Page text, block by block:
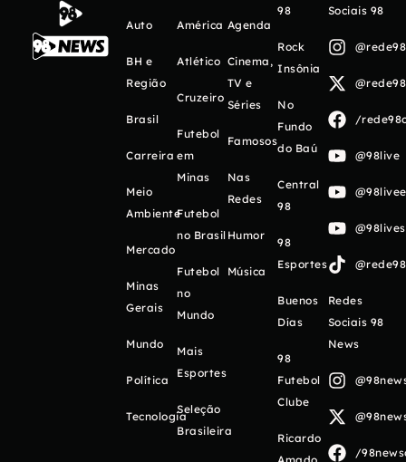
Auto
BH e
Região
Brasil
Carreira
Meio
Ambiente
Mercado
Minas
Gerais
Mundo
Política
Tecnologia
América
Atlético
Cruzeiro
Futebol
em
Minas
Futebol
no Brasil
Futebol
no
Mundo
Mais
Esportes
Seleção
Brasileira
Agenda
Cinema,
TV e
Séries
Famosos
Nas
Redes
Humor
Música
98
Rock
Insônia
No
Fundo
do Baú
Central
98
98
Esportes
Buenos
Días
98
Futebol
Clube
Ricardo
Sociais 98
/
@98live
Redes
Sociais 98
News
/